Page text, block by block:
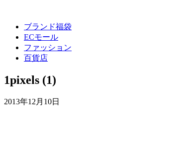
ブランド福袋
ECモール
ファッション
百貨店
1pixels (1)
2013年12月10日